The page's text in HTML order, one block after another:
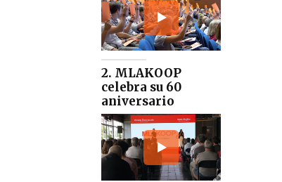
2. MLAKOOP
celebra su 60
aniversario